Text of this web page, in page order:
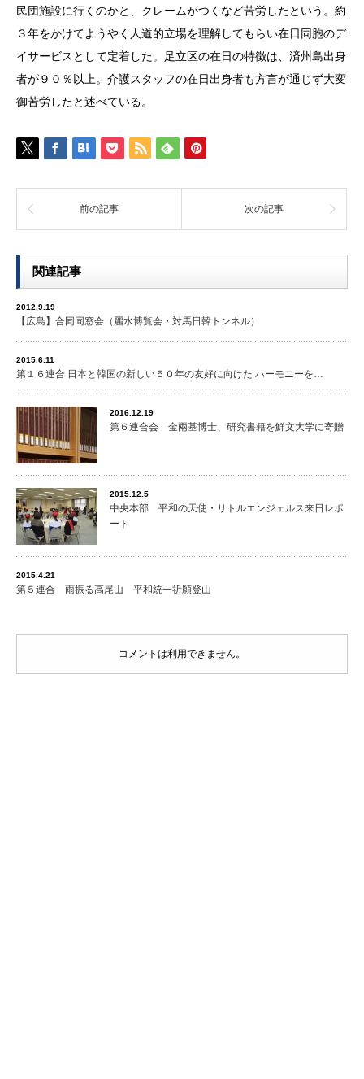
民団施設に行くのかと、クレームがつくなど苦労したという。約
３年をかけてようやく人道的立場を理解してもらい在日同胞のデ
イサービスとして定着した。足立区の在日の特徴は、済州島出身
者が９０％以上。介護スタッフの在日出身者も方言が通じず大変
御苦労したと述べている。
前の記事 次の記事
関連記事
2012.9.19
【広島】合同同窓会（麗水博覧会・対馬日韓トンネル）
2015.6.11
第１６連合 日本と韓国の新しい５０年の友好に向けた ハーモニーを…
2016.12.19
第６連合会 金兩基博士、研究書籍を鮮文大学に寄贈
2015.12.5
中央本部 平和の天使・リトルエンジェルス来日レポ
ート
2015.4.21
第５連合 雨振る高尾山 平和統一祈願登山
コメントは利用できません。